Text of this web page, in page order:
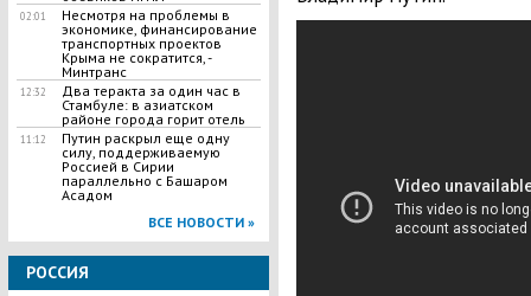
02:01
Несмотря на проблемы в
экономике, финансирование
транспортных проектов
Крыма не сократится, -
Минтранс
12:32
Два теракта за один час в
Стамбуле: в азиатском
районе города горит отель
11:12
Путин раскрыл еще одну
силу, поддерживаемую
Россией в Сирии
параллельно с Башаром
Асадом
ВСЕ НОВОСТИ »
РОССИЯ